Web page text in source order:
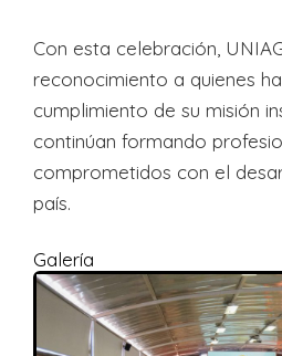
Con esta celebración,
reconocimiento a quienes
cumplimiento de su misión
continúan formando
comprometidos con el
país.
Galería